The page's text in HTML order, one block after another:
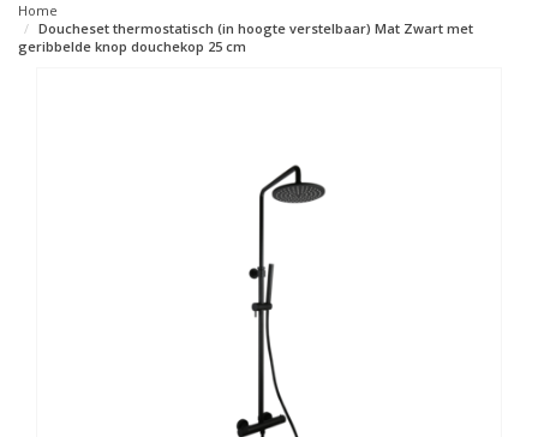
Home
Doucheset thermostatisch (in hoogte verstelbaar) Mat Zwart met
geribbelde knop douchekop 25 cm